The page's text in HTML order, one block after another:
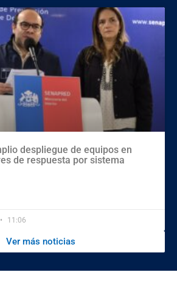
despliegue de equipos en
de respuesta por sistema
11:06
Ver más noticias